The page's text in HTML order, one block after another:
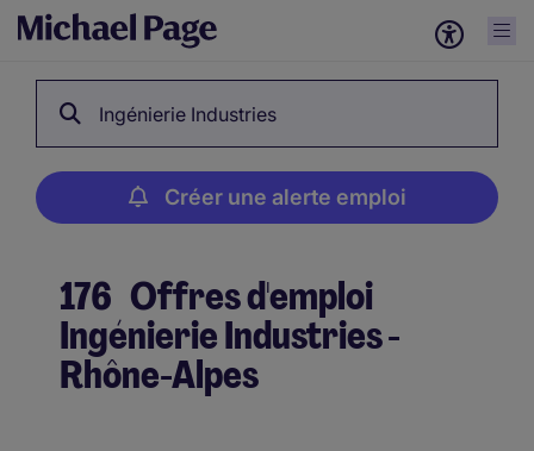
Ingénierie Industries
Créer une alerte emploi
176 Offres d'emploi
Ingénierie Industries -
Rhône-Alpes